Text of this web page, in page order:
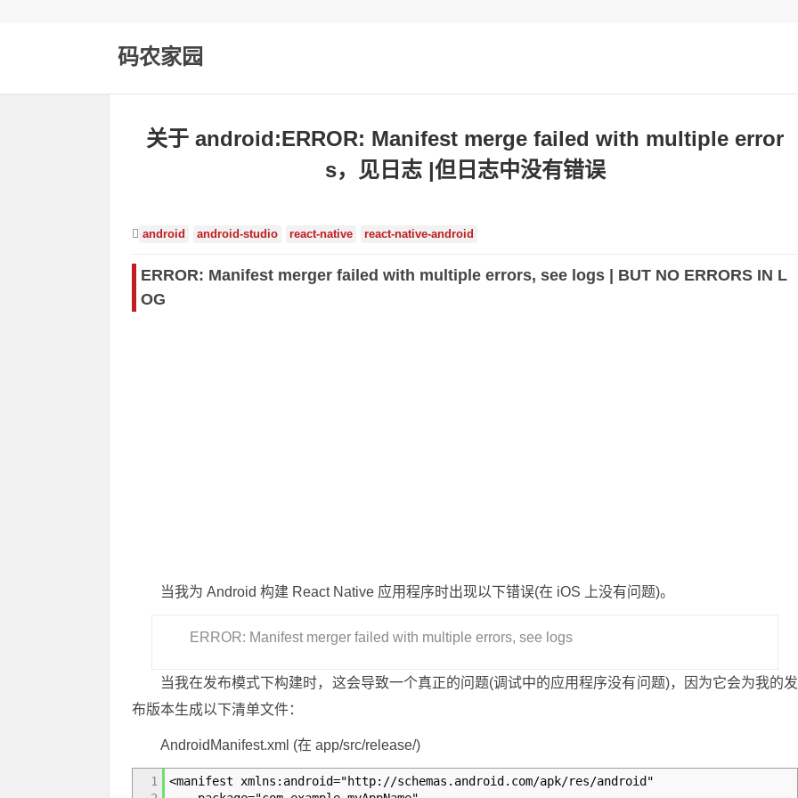
码农家园
关于 android:ERROR: Manifest merge failed with multiple error
s，见日志 |但日志中没有错误
android android-studio react-native react-native-android
ERROR: Manifest merger failed with multiple errors, see logs | BUT NO ERRORS IN L
OG
当我为 Android 构建 React Native 应用程序时出现以下错误(在 iOS 上没有问题)。
ERROR: Manifest merger failed with multiple errors, see logs
当我在发布模式下构建时，这会导致一个真正的问题(调试中的应用程序没有问题)，因为它会为我的发
布版本生成以下清单文件：
AndroidManifest.xml (在 app/src/release/)
1
<manifest xmlns:android="http://schemas.android.com/apk/res/android"